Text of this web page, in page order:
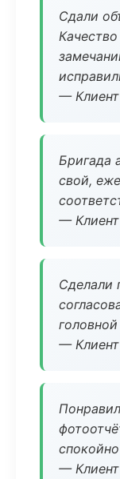
Сдали
—
Бригада
свой,
—
Сделали
—
—